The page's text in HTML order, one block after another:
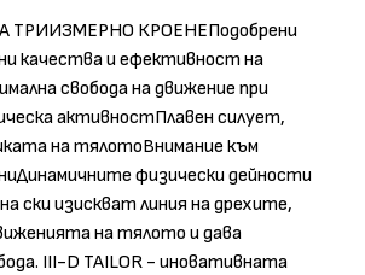
ТРИИЗМЕРНО КРОЕНЕПодобрени
качества и ефективност на
свобода на движение при
активностПлавен силует,
на тялотоВнимание към
физически дейности
ски изискват линия на дрехите,
на тялото и дава
III-D TAILOR - иновативната